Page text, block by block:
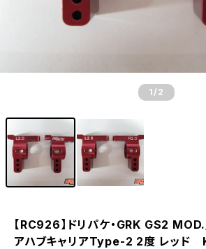
1 /2
【RC926】ドリパケ・GRK GS2
アハブキャリアType-2 2度 レッド